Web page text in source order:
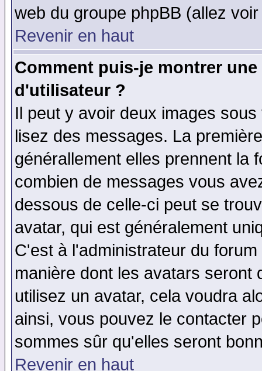
web du groupe phpBB (allez
Revenir en haut
Comment puis-je montrer
d'utilisateur ?
Il peut y avoir deux images
lisez des messages. La
générallement elles prennent la
combien de messages vous
dessous de celle-ci peut se
avatar, qui est généralement
C'est à l'administrateur du
manière dont les avatars seront
utilisez un avatar, cela voudra
ainsi, vous pouvez le contacter
sommes sûr qu'elles seront
Revenir en haut